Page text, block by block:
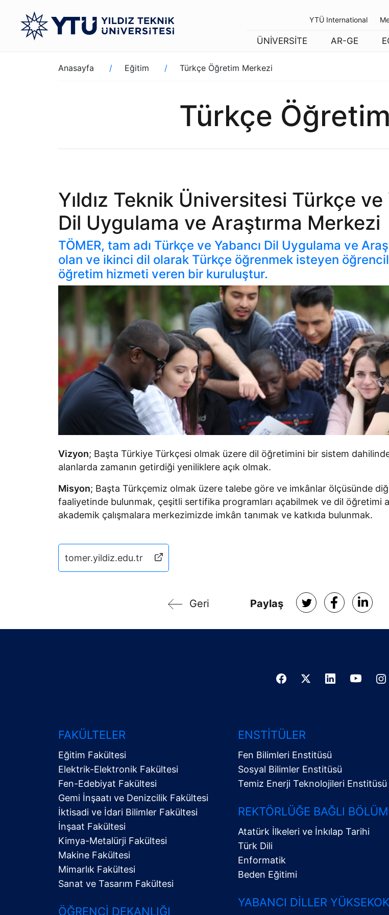
YTÜ International
ÜNİVERSİTE AR-GE
Sayfa
yolu
Anasayfa Eğitim Türkçe Öğretim Merkezi
Türkçe
Yıldız Teknik Üniversitesi Türkçe ve
Dil Uygulama ve Araştırma Merkezi
TÖMER, tam adı Türkçe ve Yabancı Dil Uygulama ve
olan ve ikinci dil olarak Türkçe öğrenmek isteyen
öğretim hizmeti veren bir kuruluştur.
Vizyon; Başta Türkiye Türkçesi olmak üzere dil öğretimini bir sistem
alanlarda zamanın getirdiği yeniliklere açık olmak.
Misyon; Başta Türkçemiz olmak üzere talebe göre ve imkânlar ölçüsünde
faaliyetinde bulunmak, çeşitli sertifika programları açabilmek ve dil öğretimi
akademik çalışmalara merkezimizde imkân tanımak ve katkıda bulunmak.
tomer.yildiz.edu.tr
Geri Paylaş
Alt
Menü
FAKÜLTELER
Eğitim Fakültesi
Elektrik-Elektronik Fakültesi
Fen-Edebiyat Fakültesi
Gemi İnşaatı ve Denizcilik Fakültesi
İktisadi ve İdari Bilimler Fakültesi
İnşaat Fakültesi
Kimya-Metalürji Fakültesi
Makine Fakültesi
Mimarlık Fakültesi
Sanat ve Tasarım Fakültesi
ÖĞRENCI DEKANLIĞI
ENSTITÜLER
Fen Bilimleri Enstitüsü
Sosyal Bilimler Enstitüsü
Temiz Enerji Teknolojileri Enstitüsü
REKTÖRLÜĞE BAĞLI
Atatürk İlkeleri ve İnkılap Tarihi
Türk Dili
Enformatik
Beden Eğitimi
YABANCI DILLER